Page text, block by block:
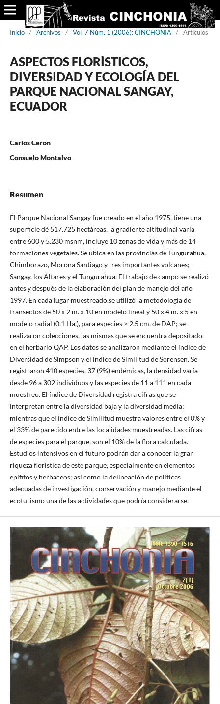
Inicio / Archivos / Vol. 7 Núm. 1 (2006): CINCHONIA / Artículos
ASPECTOS FLORÍSTICOS,
DIVERSIDAD Y ECOLOGÍA DEL
PARQUE NACIONAL SANGAY,
ECUADOR
Carlos Cerón
Consuelo Montalvo
Resumen
El Parque Nacional Sangay fue creado en el año 1975, tiene una
superficie dé 517.725 hectáreas, la gradiente altitudinal varía
entre 600 y 5.230 msnm, incluye 10 zonas de vida y más de 14
formaciones vegetales. Se ubica en las provincias de Tungurahua,
Chimborazo, Morona Santiago y tres importantes volcanes;
Sangay, los Altares y el Tungurahua. El trabajo de campo se realizó
antes y después de la elaboración del plan de manejo del año
1997. En cada lugar muestreado.se utilizó la metodología de
transectos de 50 x 2 m. x 10 en modelo lineal y 50 x 4 m. x 5 en
modelo radial (0.1 Ha.), para especies > 2.5 cm. de DAP; se
realizaron colecciones, las mismas que se encuentra depositado
en el herbario QAP. Los datos se analizaron mediante el índice de
Diversidad de Simpson y el índice de Similitud de Sorensen. Se
registraron 410 especies, 37 (9%) endémicas, la densidad varía
desde 96 a 302 individuos y las especies de 11 a 111 en cada
muestreo. El índice de Diversidad registra cifras que se
interpretan entre la diversidad baja y la diversidad media;
mientras que el índice de Similitud muestra valores entre el 0% y
el 33% de parecido entre las localidades muestreadas. Las cifras
de especies para el parque, son el 10% de la flora calculada.
Estudios intensivos en el futuro podrán dar a conocer la gran
riqueza florística de este parque, especialmente en elementos
epífitos y herbáceos; así como la delineación de políticas
adecuadas de investigación, conservación y manejo mediante el
ecoturismo una de las actividades que podría considerarse.